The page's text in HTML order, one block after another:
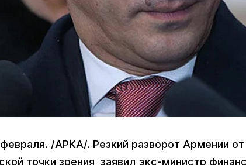
/АРКА/. Резкий разворот Армении
точки зрения, заявил экс-министр